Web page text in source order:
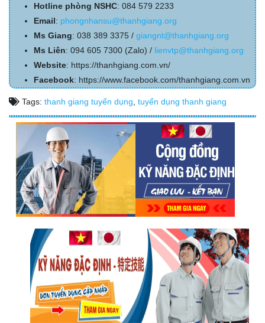
Hotline phòng NSHC: 084 579 2233
Email: phongnhansu@thanhgiang.org
Ms Giang: 038 389 3375 / giangnt@thanhgiang.org
Ms Liên: 094 605 7300 (Zalo) / lienvtp@thanhgiang.org
Website: https://thanhgiang.com.vn/
Facebook: https://www.facebook.com/thanhgiang.com.vn
Tags: thanh giang tuyển dụng tuyển dụng thanh giang